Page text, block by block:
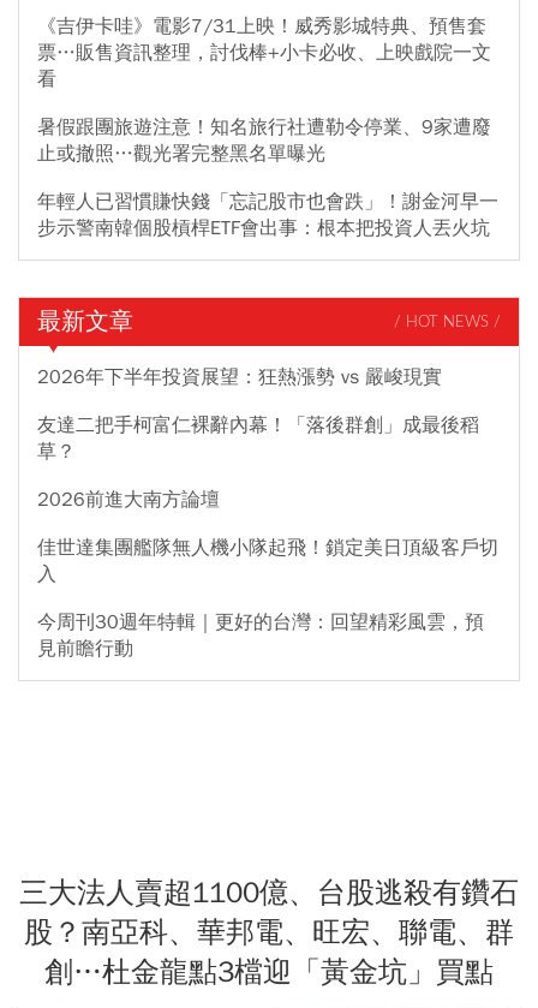
《吉伊卡哇》電影7/31上映！威秀影城特典、預售套
票…販售資訊整理，討伐棒+小卡必收、上映戲院一文
看
暑假跟團旅遊注意！知名旅行社遭勒令停業、9家遭廢
止或撤照…觀光署完整黑名單曝光
年輕人已習慣賺快錢「忘記股市也會跌」！謝金河早一
步示警南韓個股槓桿ETF會出事：根本把投資人丟火坑
最新文章 / HOT NEWS /
2026年下半年投資展望：狂熱漲勢 vs 嚴峻現實
友達二把手柯富仁裸辭內幕！「落後群創」成最後稻
草？
2026前進大南方論壇
佳世達集團艦隊無人機小隊起飛！鎖定美日頂級客戶切
入
今周刊30週年特輯｜更好的台灣：回望精彩風雲，預
見前瞻行動
三大法人賣超1100億、台股逃殺有鑽石
股？南亞科、華邦電、旺宏、聯電、群
創…杜金龍點3檔迎「黃金坑」買點